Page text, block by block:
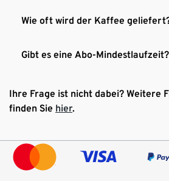
Wie oft wird der Kaffee
Gibt es eine Abo-Mindestlaufzeit?
Ihre Frage ist nicht dabei? Weitere
finden Sie hier.